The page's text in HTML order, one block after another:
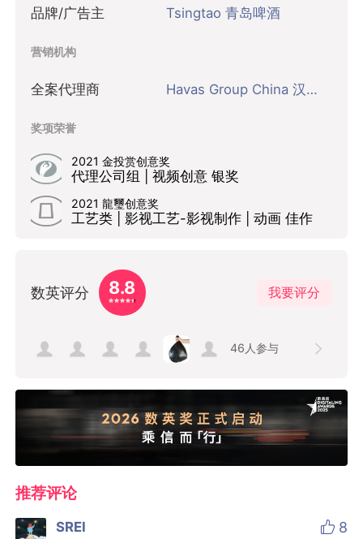
品牌/广告主 Tsingtao 青岛啤酒
营销机构
全案代理商 Havas Group China 汉威士集团中国
奖项荣誉
2021 金投赏创意奖
代理公司组 | 视频创意 银奖
2021 龍璽创意奖
工艺类 | 影视工艺-影视制作 | 动画 佳作
数英评分 8.8 我要评分
46 人参与
推荐评论
SREI  8